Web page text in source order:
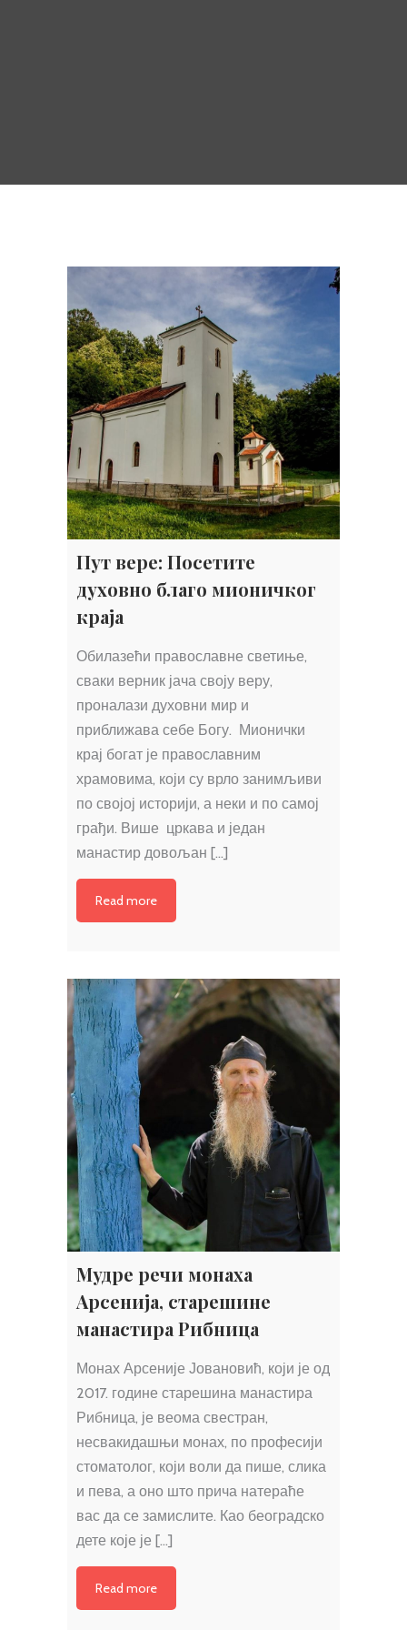
Пут вере: Посетите
духовно благо мионичког
краја
Обилазећи православне светиње,
сваки верник јача своју веру,
проналази духовни мир и
приближава себе Богу. Мионички
крај богат је православним
храмовима, који су врло занимљиви
по својој историји, а неки и по самој
грађи. Више цркава и један
манастир довољан […]
Read more
Мудре речи монаха
Арсенија, старешине
манастира Рибница
Монах Арсеније Јовановић, који је од
2017. године старешина манастира
Рибница, је веома свестран,
несвакидашњи монах, по професији
стоматолог, који воли да пише, слика
и пева, а оно што прича натераће
вас да се замислите. Као београдско
дете које је […]
Read more